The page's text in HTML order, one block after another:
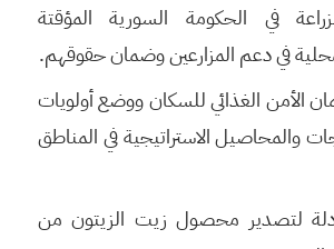
في الحكومة السورية المؤقتة
في دعم المزارعين وضمان حقوقهم.
الأمن الغذائي للسكان ووضع أولويات
والمحاصيل الاستراتيجية في المناطق
لتصدير محصول زيت الزيتون من